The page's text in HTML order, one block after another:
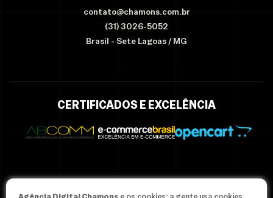
contato@chamons.com.br
(31) 3026-5052
Brasil - Sete Lagoas / MG
CERTIFICADOS E EXCELÊNCIA